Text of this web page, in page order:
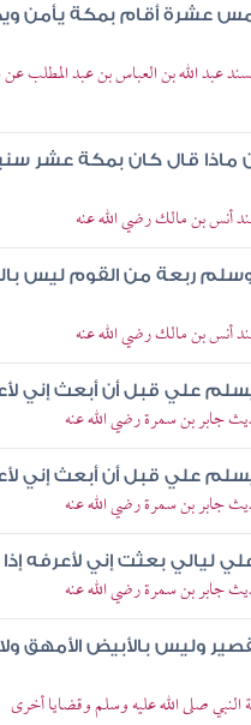
عشرة أقام بمكة يأمن
الله بن العباس بن عبد المطلب عن
ماذا قال كان بمكة عشر
أنس بن مالك رضي الله عنه
ربعة من القوم ليس
أنس بن مالك رضي الله عنه
علي قبل أن أبعث إني
جابر بن سمرة رضي الله عنه
علي قبل أن أبعث إني
جابر بن سمرة رضي الله عنه
ليالي بعثت إني لأعرفه
جابر بن سمرة رضي الله عنه
وليس بالأبيض الأمهق ولا
صلى الله عليه وسلم وقضايا أخرى